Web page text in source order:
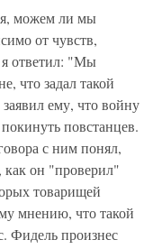
можем ли мы
от чувств,
ответил: "Мы
что задал такой
ему, что войну
повстанцев.
с ним понял,
как он "проверил"
товарищей
мнению, что такой
Фидель произнес